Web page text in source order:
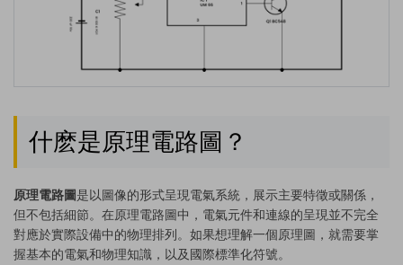
什麽是原理電路圖？
原理電路圖是以圖像的形式呈現電氣系統，展示主要特徵或關係，
但不包括細節。在原理電路圖中，電氣元件和連線的呈現並不完全
對應於實際設備中的物理排列。如果想理解一個原理圖，就需要掌
握基本的電氣和物理知識，以及國際標準化符號。